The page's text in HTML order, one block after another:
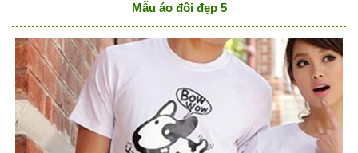
Mẫu áo đôi đẹp 5